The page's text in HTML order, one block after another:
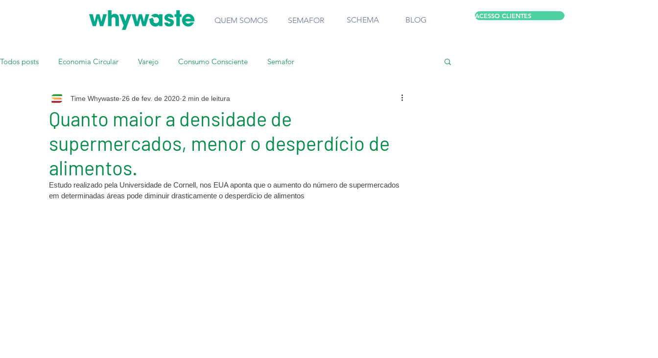
QUEM SOMOS SEMAFOR SCHEMA BLOG ACESSO CLIENTES
Todos posts Economia Circular Varejo Consumo Consciente Semafor
Quanto maior a densidade de
supermercados, menor o desperdício de
alimentos.
Time Whywaste 26 de fev. de 2020 2 min de leitura
Estudo realizado pela Universidade de Cornell, nos EUA aponta que o aumento do número de supermercados
em determinadas áreas pode diminuir drasticamente o desperdício de alimentos